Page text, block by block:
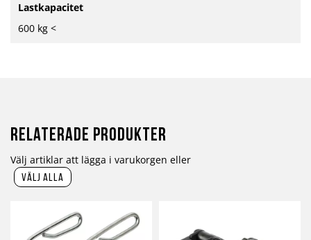
Lastkapacitet
600 kg <
Relaterade produkter
Välj artiklar att lägga i varukorgen eller
välj alla